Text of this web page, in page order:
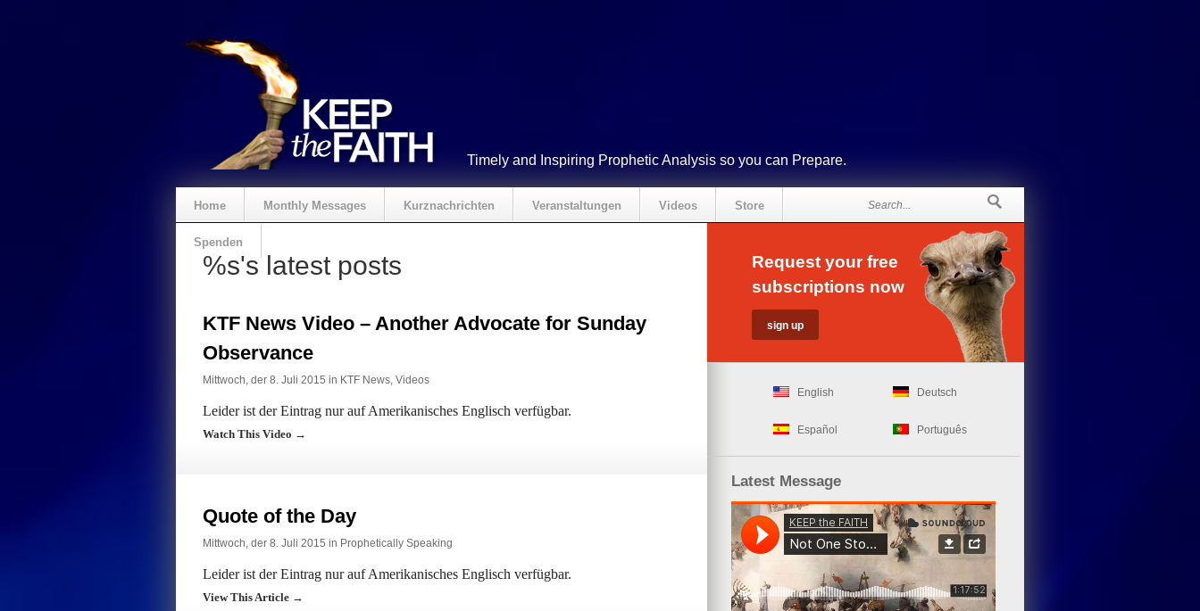
Timely and Inspiring Prophetic Analysis so you can Prepare.
Home Monthly Messages Kurznachrichten Veranstaltungen Videos Store
Spenden
%s's latest posts
KTF News Video – Another Advocate for Sunday
Observance
Mittwoch, der 8. Juli 2015 in KTF News, Videos
Leider ist der Eintrag nur auf Amerikanisches Englisch verfügbar.
Watch This Video →
Quote of the Day
Mittwoch, der 8. Juli 2015 in Prophetically Speaking
Leider ist der Eintrag nur auf Amerikanisches Englisch verfügbar.
View This Article →
Request your free
subscriptions now
English Deutsch
Español Português
Latest Message